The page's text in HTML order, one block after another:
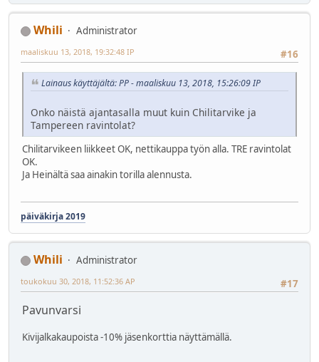
Whili
Administrator
#16
maaliskuu 13, 2018, 19:32:48 IP
Lainaus käyttäjältä: PP - maaliskuu 13, 2018, 15:26:09 IP
Onko näistä ajantasalla muut kuin Chilitarvike ja
Tampereen ravintolat?
Chilitarvikeen liikkeet OK, nettikauppa työn alla. TRE ravintolat
OK.
Ja Heinältä saa ainakin torilla alennusta.
päiväkirja 2019
Whili
Administrator
#17
toukokuu 30, 2018, 11:52:36 AP
Pavunvarsi
Kivijalkakaupoista -10% jäsenkorttia näyttämällä.